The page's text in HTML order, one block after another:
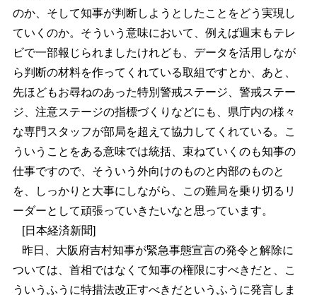
のか、そして知事が判断しようとしたことをどう実現し
ていくのか。そういう意味において、例えば週末もテレ
ビで一部報じられましたけれども、データを活用しなが
ら判断の材料を作ってくれている取組ですとか、あと、
先ほどもお尋ねのあった特別警戒ステージ、警戒ステー
ジ、注意ステージの指標づくりなどにも、県庁内の様々
な専門スタッフが部局を超えて協力してくれている。こ
ういうことをある意味では統括、束ねていくのも知事の
仕事ですので、そういう外向けのものと内部のものと
を、しっかりと大事にしながら、この難局を乗り切るリ
ーダーとして頑張っていきたいなと思っています。
[日本経済新聞]
昨日、大阪府吉村知事が緊急事態宣言の発令と解除に
ついては、首相ではなくて知事の権限にすべきだと、こ
ういうふうに特措法改正すべきだというふうに発言しま